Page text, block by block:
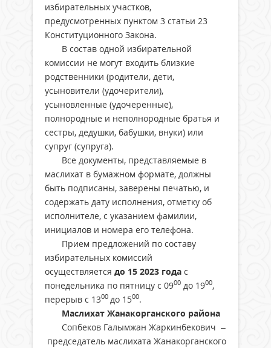
избирательных участков,
предусмотренных пунктом 3 статьи 23
Конституционного Закона.
В состав одной избирательной
комиссии не могут входить близкие
родственники (родители, дети,
усыновители (удочерители),
усыновленные (удочеренные),
полнородные и неполнородные братья и
сестры, дедушки, бабушки, внуки) или
супруг (супруга).
Все документы, представляемые в
маслихат в бумажном формате, должны
быть подписаны, заверены печатью, и
содержать дату исполнения, отметку об
исполнителе, с указанием фамилии,
инициалов и номера его телефона.
Прием предложений по составу
избирательных комиссий
осуществляется до 15 2023 года с
понедельника по пятницу с 0900 до 1900,
перерыв с 1300 до 1500.
Маслихат Жанакорганского района
Сопбеков Галымжан Жаркинбекович –
председатель маслихата Жанакорганского